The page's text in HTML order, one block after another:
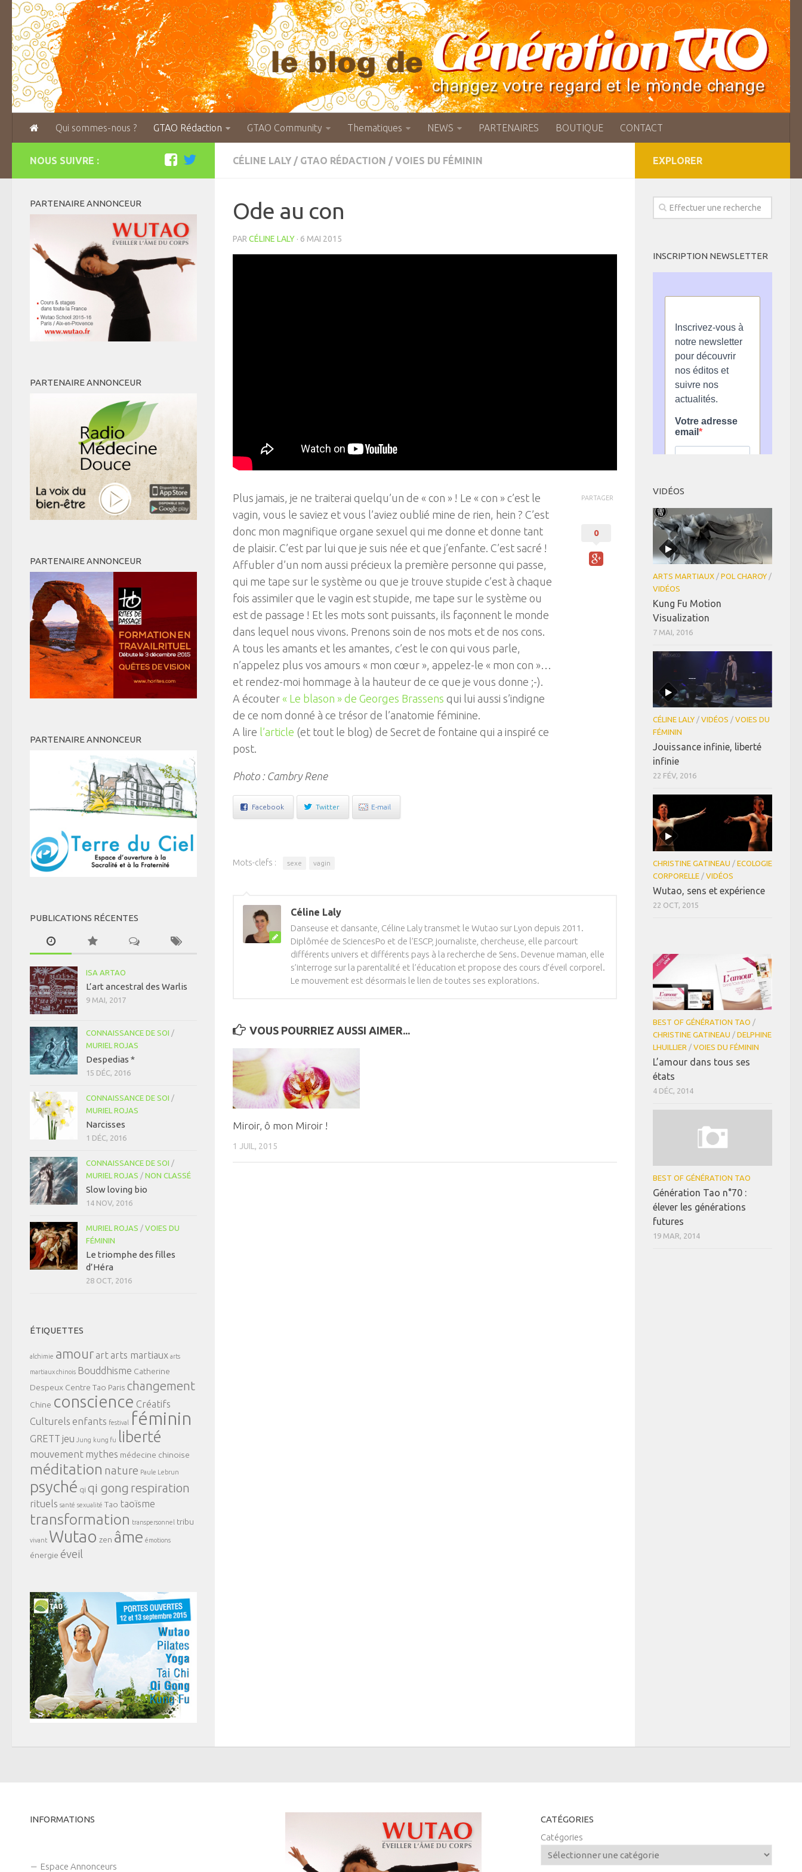
Qui sommes-nous ? GTAO Rédaction GTAO Community Thematiques NEWS PARTENAIRES BOUTIQUE CONTACT
CÉLINE LALY / GTAO RÉDACTION / VOIES DU FÉMININ
Ode au con
PAR CÉLINE LALY · 6 MAI 2015
Plus jamais, je ne traiterai quelqu’un de « con » ! Le « con » c’est le
vagin, vous le saviez et vous l’aviez oublié mine de rien, hein ? C’est
donc mon magnifique organe sexuel qui me donne et donne tant
de plaisir. C’est par lui que je suis née et que j’enfante. C’est sacré !
Affubler d’un nom aussi précieux la première personne qui passe,
qui me tape sur le système ou que je trouve stupide c’est à chaque
fois assimiler que le vagin est stupide, me tape sur le système ou
est de passage ! Et les mots sont puissants, ils façonnent le monde
dans lequel nous vivons. Prenons soin de nos mots et de nos cons.
A tous les amants et les amantes, c’est le con qui vous parle,
n’appelez plus vos amours « mon cœur », appelez-le « mon con »…
et rendez-moi hommage à la hauteur de ce que je vous donne ;-).
A écouter « Le blason » de Georges Brassens qui lui aussi s’indigne
de ce nom donné à ce trésor de l’anatomie féminine.
A lire l’article (et tout le blog) de Secret de fontaine qui a inspiré ce
post.
Photo : Cambry Rene
Facebook Twitter E-mail
PARTAGER
0
Mots-clefs : sexe vagin
Céline Laly
Danseuse et dansante, Céline Laly transmet le Wutao sur Lyon depuis 2011.
Diplômée de SciencesPo et de l’ESCP, journaliste, chercheuse, elle parcourt
différents univers et différents pays à la recherche de Sens. Devenue maman, elle
s’interroge sur la parentalité et l’éducation et propose des cours d’éveil corporel.
Le mouvement est désormais le lien de toutes ses explorations.
VOUS POURRIEZ AUSSI AIMER...
Miroir, ô mon Miroir !
1 JUIL, 2015
NOUS SUIVRE :
PARTENAIRE ANNONCEUR
PARTENAIRE ANNONCEUR
PARTENAIRE ANNONCEUR
PARTENAIRE ANNONCEUR
PUBLICATIONS RÉCENTES
ISA ARTAO
L’art ancestral des Warlis
9 MAI, 2017
CONNAISSANCE DE SOI /
MURIEL ROJAS
Despedias *
15 DÉC, 2016
CONNAISSANCE DE SOI /
MURIEL ROJAS
Narcisses
1 DÉC, 2016
CONNAISSANCE DE SOI /
MURIEL ROJAS / NON CLASSÉ
Slow loving bio
14 NOV, 2016
MURIEL ROJAS / VOIES DU
FÉMININ
Le triomphe des filles
d’Héra
28 OCT, 2016
ÉTIQUETTES
alchimie amour art arts martiaux arts
martiaux chinois Bouddhisme Catherine
Despeux Centre Tao Paris changement
Chine conscience Créatifs
Culturels enfants festival féminin
GRETT jeu Jung kung fu liberté
mouvement mythes médecine chinoise
méditation nature Paule Lebrun
psyché qi qi gong respiration
rituels santé sexualité Tao taoïsme
transformation transpersonnel tribu
vivant Wutao zen âme émotions
énergie éveil
EXPLORER
INSCRIPTION NEWSLETTER
VIDÉOS
ARTS MARTIAUX / POL CHAROY /
VIDÉOS
Kung Fu Motion
Visualization
7 MAI, 2016
CÉLINE LALY / VIDÉOS / VOIES DU
FÉMININ
Jouissance infinie, liberté
infinie
22 FÉV, 2016
CHRISTINE GATINEAU / ECOLOGIE
CORPORELLE / VIDÉOS
Wutao, sens et expérience
22 OCT, 2015
BEST OF GÉNÉRATION TAO /
CHRISTINE GATINEAU / DELPHINE
LHUILLIER / VOIES DU FÉMININ
L’amour dans tous ses
états
4 DÉC, 2014
BEST OF GÉNÉRATION TAO
Génération Tao n°70 :
élever les générations
futures
19 MAR, 2014
INFORMATIONS
Espace Annonceurs
CATÉGORIES
Catégories